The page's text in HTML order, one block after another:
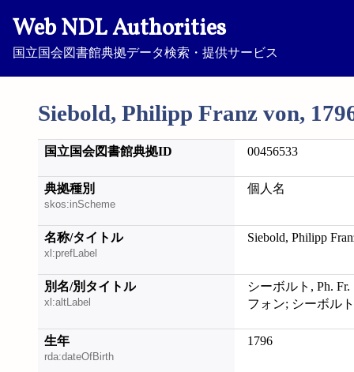
Web NDL Authorities
国立国会図書館典拠データ検索・提供サービス
Siebold, Philipp Franz von,
国立国会図書館典拠ID 00456533
典拠種別
skos:inScheme
個人名
名称/タイトル
xl:prefLabel
Siebold, Philipp
別名/別タイトル
xl:altLabel
シーボルト, Ph.
フォン; シーボルト
生年
rda:dateOfBirth
1796